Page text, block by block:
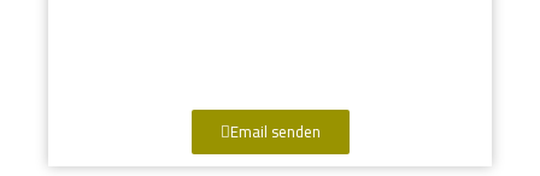
Email senden